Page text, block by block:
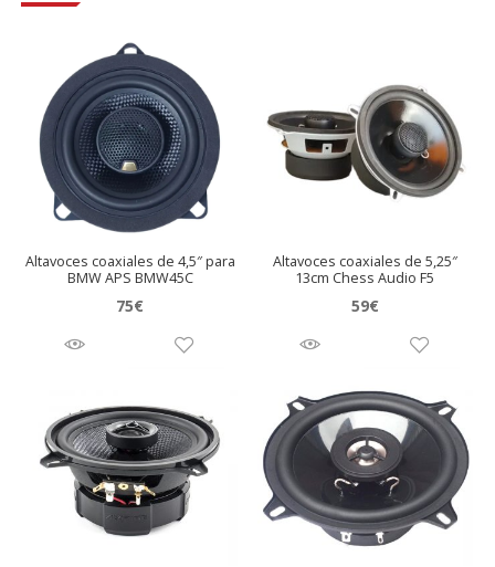
Altavoces coaxiales de 4,5″ para
BMW APS BMW45C
75€
Altavoces coaxiales de 5,25″
13cm Chess Audio F5
59€